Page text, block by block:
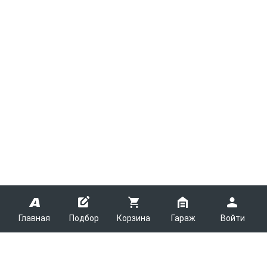
Главная Подбор Корзина Гараж Войти